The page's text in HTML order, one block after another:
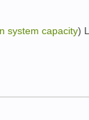
system capacity)